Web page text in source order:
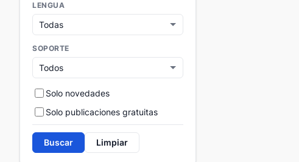
LENGUA
SOPORTE
Solo novedades
Solo publicaciones gratuitas
Buscar Limpiar